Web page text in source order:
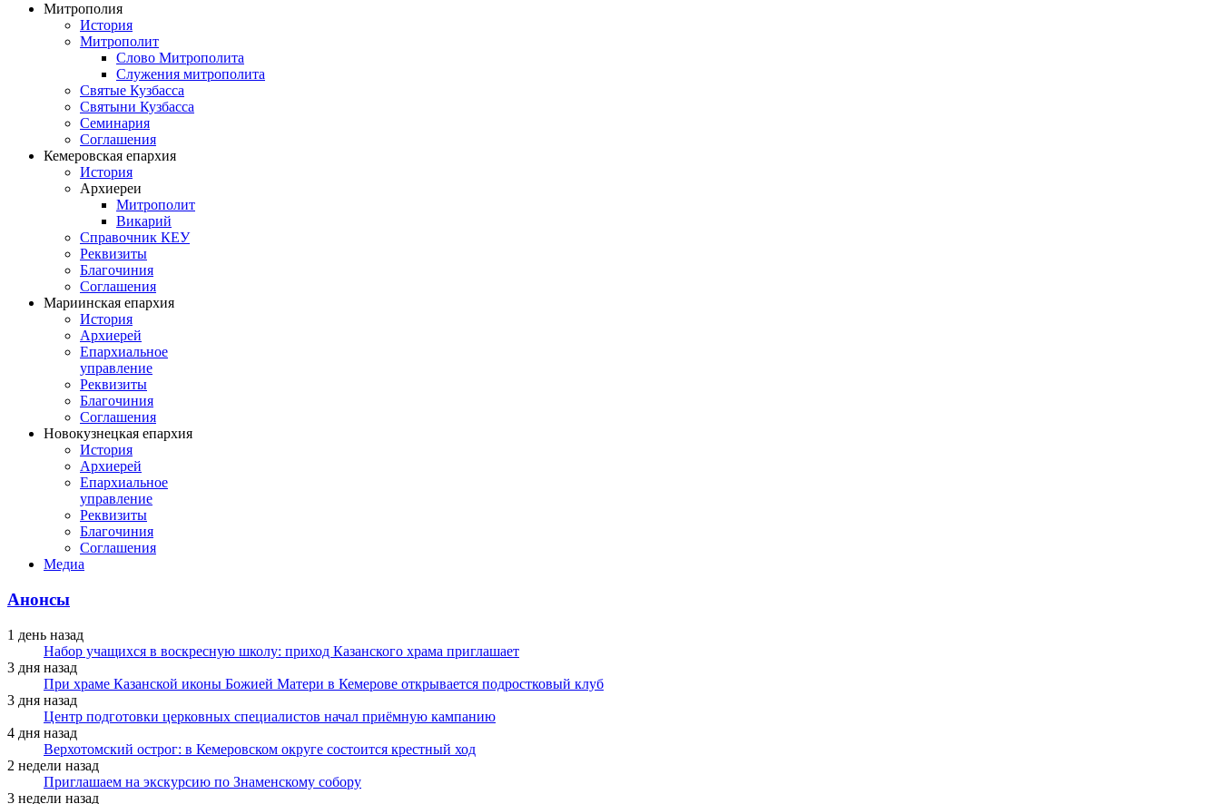
Митрополия
История
Митрополит
Слово Митрополита
Служения митрополита
Святые Кузбасса
Святыни Кузбасса
Семинария
Соглашения
Кемеровская епархия
История
Архиереи
Митрополит
Викарий
Справочник КЕУ
Реквизиты
Благочиния
Соглашения
Мариинская епархия
История
Архиерей
Епархиальное
управление
Реквизиты
Благочиния
Соглашения
Новокузнецкая епархия
История
Архиерей
Епархиальное
управление
Реквизиты
Благочиния
Соглашения
Медиа
Анонсы
1 день назад
Набор учащихся в воскресную школу: приход Казанского храма приглашает
3 дня назад
При храме Казанской иконы Божией Матери в Кемерове открывается подростковый клуб
3 дня назад
Центр подготовки церковных специалистов начал приёмную кампанию
4 дня назад
Верхотомский острог: в Кемеровском округе состоится крестный ход
2 недели назад
Приглашаем на экскурсию по Знаменскому собору
3 недели назад